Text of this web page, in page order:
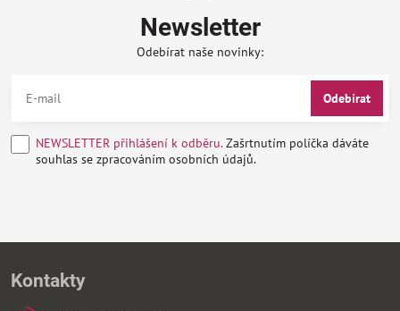
Newsletter
Odebírat naše novinky:
Odebírat
NEWSLETTER přihlášení k odběru.Zašrtnutím políčka dáváte
souhlas se zpracováním osobních údajů.
Kontakty